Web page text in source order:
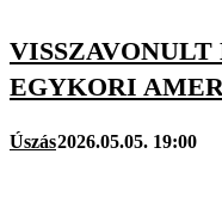
EGYKORI
Úszás2026.05.05. 19:00